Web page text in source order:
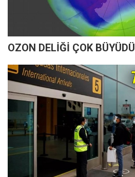
OZON DELİĞİ ÇOK BÜYÜDÜ